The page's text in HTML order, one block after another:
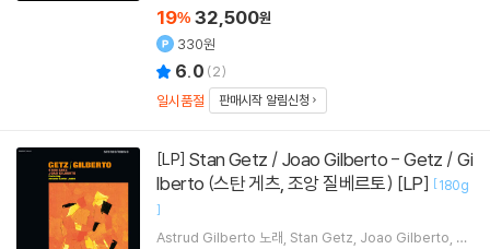
19% 32,500원
330원
6.0 (2)
일시품절
판매시작 알림신청
[LP]
lberto (스탄 게츠, 조앙 질베르토) [LP] [180g
]
Astrud Gilberto 노래 Stan Getz Joao Gilberto An